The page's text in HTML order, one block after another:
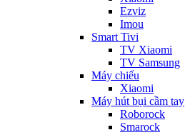
Ezviz
Imou
Smart Tivi
TV Xiaomi
TV Samsung
Máy chiếu
Xiaomi
Máy hút bụi cầm tay
Roborock
Smarock